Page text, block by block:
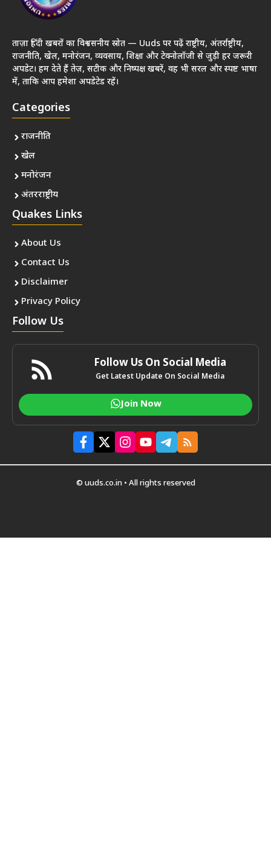
ताज़ा हिंदी खबरों का विश्वसनीय स्रोत — Uuds पर पढ़ें राष्ट्रीय, अंतर्राष्ट्रीय,
राजनीति, खेल, मनोरंजन, व्यवसाय, शिक्षा और टेक्नोलॉजी से जुड़ी हर जरूरी
अपडेट। हम देते हैं तेज़, सटीक और निष्पक्ष खबरें, वह भी सरल और स्पष्ट भाषा
में, ताकि आप हमेशा अपडेटेड रहें।
Categories
राजनीति
खेल
मनोरंजन
अंतरराष्ट्रीय
Quakes Links
About Us
Contact Us
Disclaimer
Privacy Policy
Follow Us
Follow Us On Social Media
Get Latest Update On Social Media
Join Now
© uuds.co.in • All rights reserved